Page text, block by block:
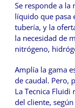
Se responde a la
líquido que pasa
tubería, y la
la necesidad de
nitrógeno,
Amplía la gama
de caudal. Pero,
La Tecnica
del cliente, según